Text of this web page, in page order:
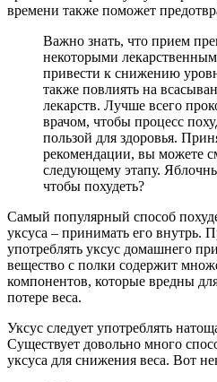
времени также поможет
Важно знать, что прием
некоторыми
привести к снижению
также повлиять на
лекарств. Лучше всего
врачом, чтобы процесс
пользой для здоровья.
рекомендации, вы можете
следующему этапу.
чтобы похудеть?
Самый популярный способ
уксуса – принимать его внутрь.
употреблять уксус домашнего
вещество с полки содержит
компонентов, которые вредны
потере веса.
Уксус следует употреблять
Существует довольно много
уксуса для снижения веса. Вот